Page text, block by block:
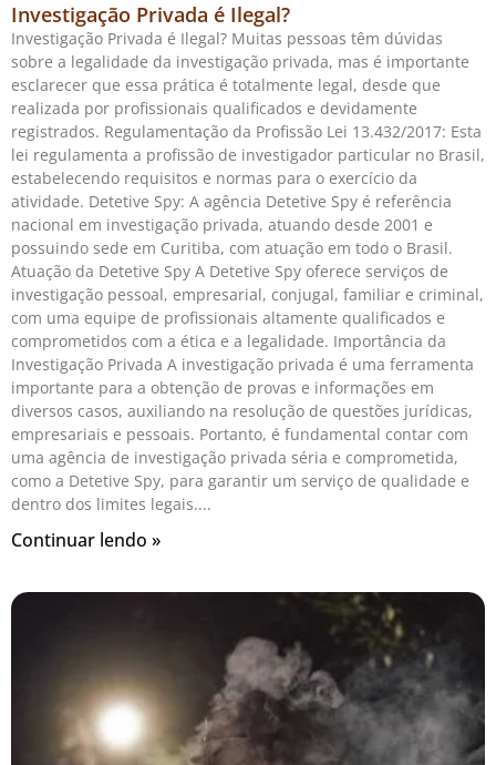
Investigação Privada é Ilegal?
Investigação Privada é Ilegal? Muitas pessoas têm dúvidas
sobre a legalidade da investigação privada, mas é importante
esclarecer que essa prática é totalmente legal, desde que
realizada por profissionais qualificados e devidamente
registrados. Regulamentação da Profissão Lei 13.432/2017: Esta
lei regulamenta a profissão de investigador particular no Brasil,
estabelecendo requisitos e normas para o exercício da
atividade. Detetive Spy: A agência Detetive Spy é referência
nacional em investigação privada, atuando desde 2001 e
possuindo sede em Curitiba, com atuação em todo o Brasil.
Atuação da Detetive Spy A Detetive Spy oferece serviços de
investigação pessoal, empresarial, conjugal, familiar e criminal,
com uma equipe de profissionais altamente qualificados e
comprometidos com a ética e a legalidade. Importância da
Investigação Privada A investigação privada é uma ferramenta
importante para a obtenção de provas e informações em
diversos casos, auxiliando na resolução de questões jurídicas,
empresariais e pessoais. Portanto, é fundamental contar com
uma agência de investigação privada séria e comprometida,
como a Detetive Spy, para garantir um serviço de qualidade e
dentro dos limites legais.
Continuar lendo »